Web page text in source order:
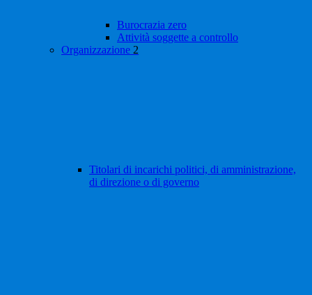
Burocrazia zero
Attività soggette a controllo
Organizzazione 2
Titolari di incarichi politici, di amministrazione,
di direzione o di governo